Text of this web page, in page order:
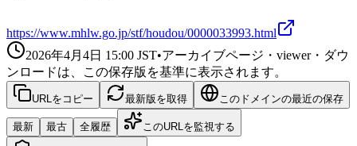
https://www.mhlw.go.jp/stf/houdou/0000033993.html
2026年4月4日 15:00 JST•アーカイブページ・viewer・ダウ
ンロードは、この保存版を基準に表示されます。
URLをコピー 最新版を取得 このドメインの最近の保存
最新 最古 全履歴 このURLを監視する